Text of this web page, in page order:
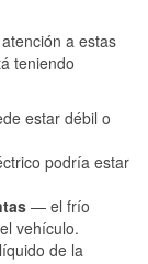
a estas
teniendo
estar débil o
podría estar
— el frío
vehículo.
de la